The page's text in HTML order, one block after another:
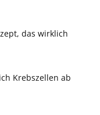
das wirklich
Krebszellen ab